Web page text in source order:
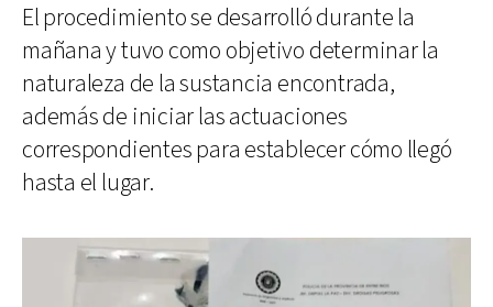
El procedimiento se desarrolló durante la
mañana y tuvo como objetivo determinar la
naturaleza de la sustancia encontrada,
además de iniciar las actuaciones
correspondientes para establecer cómo llegó
hasta el lugar.